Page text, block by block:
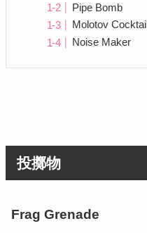
Pipe Bomb
Molotov Cocktail
Noise Maker
投擲物
Frag Grenade